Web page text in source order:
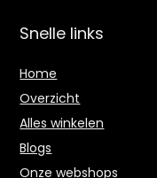
Snelle links
Home
Overzicht
Alles winkelen
Blogs
Onze webshops